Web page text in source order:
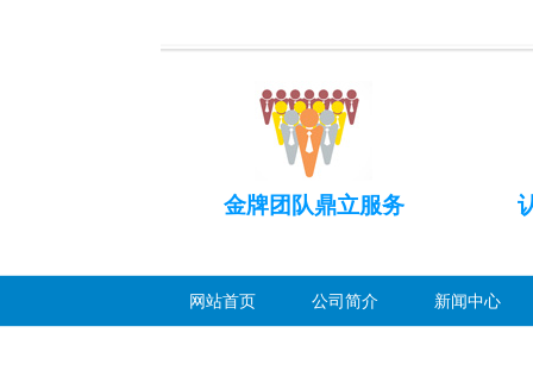
金牌团队鼎立服务
网站首页 公司简介 新闻中心